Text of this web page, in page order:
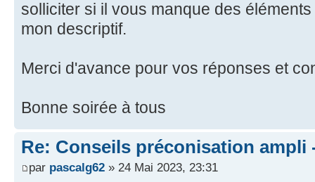
solliciter si il vous manque des
mon descriptif.
Merci d'avance pour vos réponses et
Bonne soirée à tous
Re: Conseils préconisation ampli
par pascalg62 » 24 Mai 2023, 23:31